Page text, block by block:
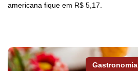
americana fique em R$ 5,17.
Gastronomia